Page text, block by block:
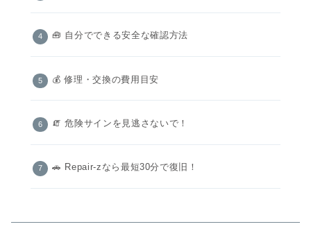
🧰 自分でできる安全な確認方法
💰 修理・交換の費用目安
🧯 危険サインを見逃さないで！
🚗 Repair-zなら最短30分で復旧！